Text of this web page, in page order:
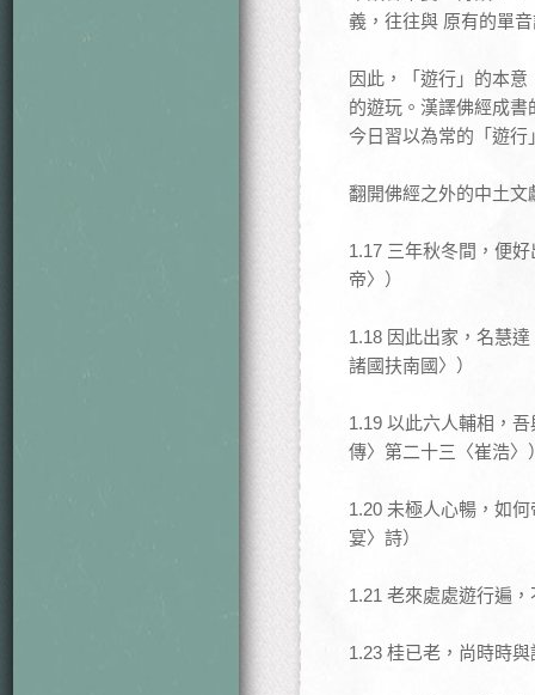
義，往往與 原有的單
因此，「遊行」的本
的遊玩。漢譯佛經成
今日習以為常的「遊
翻開佛經之外的中土
1.17 三年秋冬間，便
帝〉）
1.18 因此出家，名慧
諸國扶南國〉）
1.19 以此六人輔相，
傳〉第二十三〈崔浩〉
1.20 未極人心暢，如
宴〉詩）
1.21 老來處處遊行遍
1.23 桂已老，尚時時